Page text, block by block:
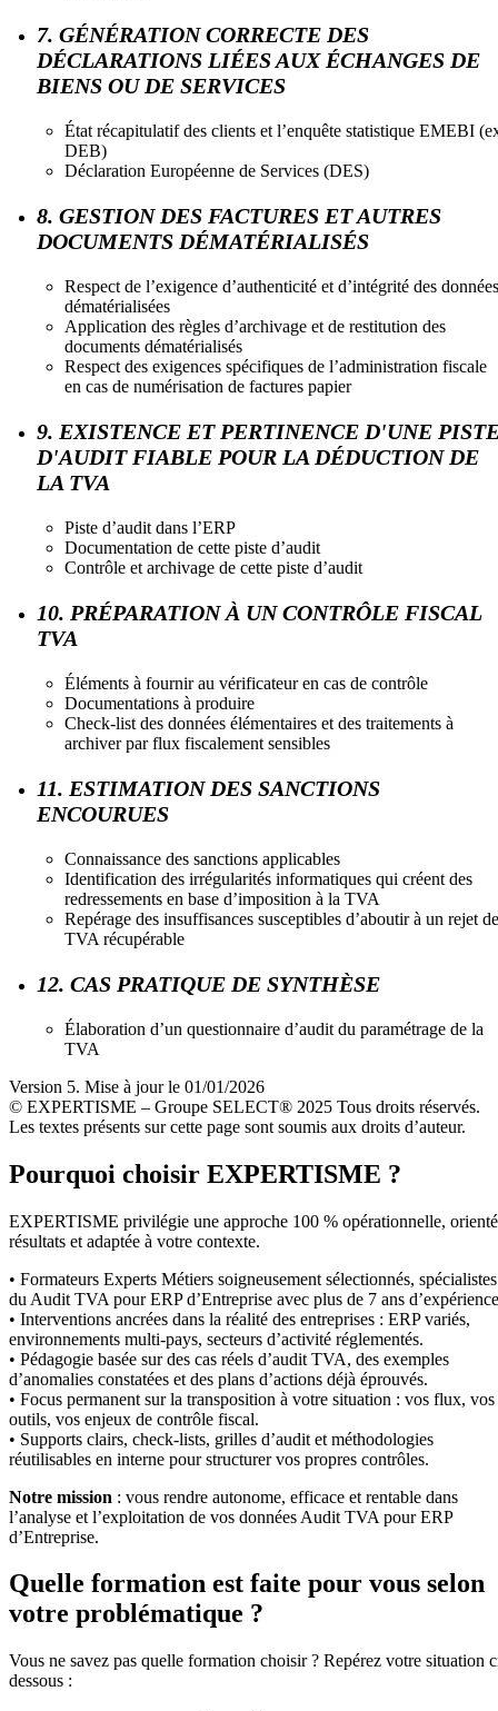
7. GÉNÉRATION CORRECTE DES
DÉCLARATIONS LIÉES AUX ÉCHANGES DE
BIENS OU DE SERVICES
État récapitulatif des clients et l’enquête statistique EMEBI
DEB)
Déclaration Européenne de Services (DES)
8. GESTION DES FACTURES ET AUTRES
DOCUMENTS DÉMATÉRIALISÉS
Respect de l’exigence d’authenticité et d’intégrité des données
dématérialisées
Application des règles d’archivage et de restitution des
documents dématérialisés
Respect des exigences spécifiques de l’administration fiscale
en cas de numérisation de factures papier
9. EXISTENCE ET PERTINENCE D'UNE
D'AUDIT FIABLE POUR LA DÉDUCTION DE
LA TVA
Piste d’audit dans l’ERP
Documentation de cette piste d’audit
Contrôle et archivage de cette piste d’audit
10. PRÉPARATION À UN CONTRÔLE FISCAL
TVA
Éléments à fournir au vérificateur en cas de contrôle
Documentations à produire
Check-list des données élémentaires et des traitements à
archiver par flux fiscalement sensibles
11. ESTIMATION DES SANCTIONS
ENCOURUES
Connaissance des sanctions applicables
Identification des irrégularités informatiques qui créent des
redressements en base d’imposition à la TVA
Repérage des insuffisances susceptibles d’aboutir à un rejet de
TVA récupérable
12. CAS PRATIQUE DE SYNTHÈSE
Élaboration d’un questionnaire d’audit du paramétrage de la
TVA
Version 5. Mise à jour le 01/01/2026
© EXPERTISME – Groupe SELECT® 2025 Tous droits réservés.
Les textes présents sur cette page sont soumis aux droits d’auteur.
Pourquoi choisir EXPERTISME ?
EXPERTISME privilégie une approche 100 % opérationnelle,
résultats et adaptée à votre contexte.
• Formateurs Experts Métiers soigneusement sélectionnés, spécialistes
du Audit TVA pour ERP d’Entreprise avec plus de 7 ans
• Interventions ancrées dans la réalité des entreprises : ERP variés,
environnements multi-pays, secteurs d’activité réglementés.
• Pédagogie basée sur des cas réels d’audit TVA, des exemples
d’anomalies constatées et des plans d’actions déjà éprouvés.
• Focus permanent sur la transposition à votre situation : vos flux, vos
outils, vos enjeux de contrôle fiscal.
• Supports clairs, check-lists, grilles d’audit et méthodologies
réutilisables en interne pour structurer vos propres contrôles.
Notre mission : vous rendre autonome, efficace et rentable dans
l’analyse et l’exploitation de vos données Audit TVA pour ERP
d’Entreprise.
Quelle formation est faite pour vous selon
votre problématique ?
Vous ne savez pas quelle formation choisir ? Repérez votre situation
dessous :